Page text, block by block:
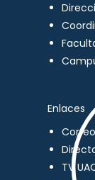
Enlaces
TV